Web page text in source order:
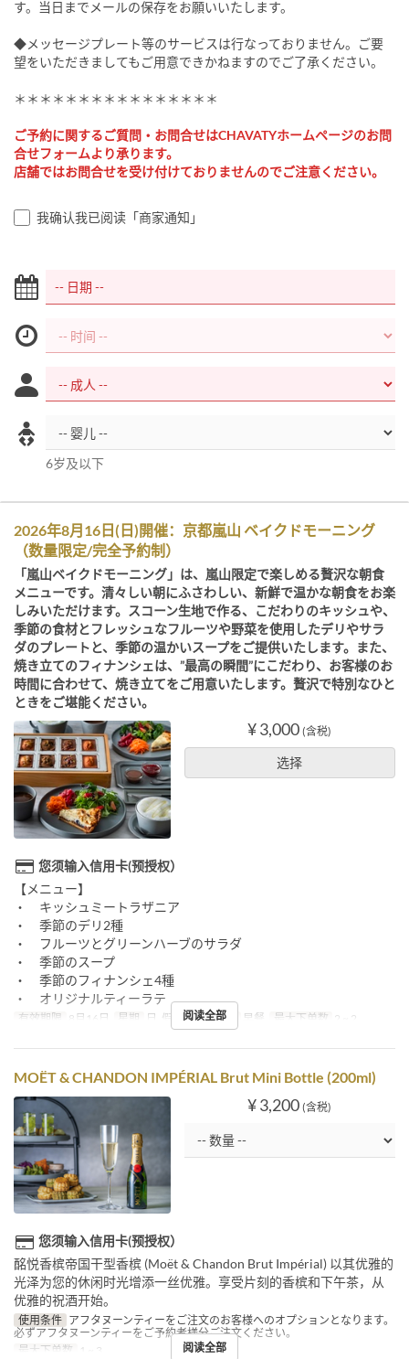
す。当日までメールの保存をお願いいたします。
◆メッセージプレート等のサービスは行なっておりません。ご要
望をいただきましてもご用意できかねますのでご了承ください。
＊＊＊＊＊＊＊＊＊＊＊＊＊＊＊＊
ご予約に関するご質問・お問合せはCHAVATYホームページのお問
合せフォームより承ります。
店舗ではお問合せを受け付けておりませんのでご注意ください。
我确认我已阅读「商家通知」
6岁及以下
2026年8月16日(日)開催：京都嵐山 ベイクドモーニング
（数量限定/完全予約制）
「嵐山ベイクドモーニング」は、嵐山限定で楽しめる贅沢な朝食
メニューです。清々しい朝にふさわしい、新鮮で温かな朝食をお楽
しみいただけます。スコーン生地で作る、こだわりのキッシュや、
季節の食材とフレッシュなフルーツや野菜を使用したデリやサラ
ダのプレートと、季節の温かいスープをご提供いたします。また、
焼き立てのフィナンシェは、”最高の瞬間”にこだわり、お客様のお
時間に合わせて、焼き立てをご用意いたします。贅沢で特別なひと
ときをご堪能ください。
¥ 3,000 (含税)
选择
您须输入信用卡(预授权）
【メニュー】
・ キッシュミートラザニア
・ 季節のデリ2種
・ フルーツとグリーンハーブのサラダ
・ 季節のスープ
・ 季節のフィナンシェ4種
・ オリジナルティーラテ
有效期限 8月16日 星期 日, 假日 进餐时间 早餐 最大下单数 2 ~ 2
阅读全部
MOËT & CHANDON IMPÉRIAL Brut Mini Bottle (200ml)
¥ 3,200 (含税)
您须输入信用卡(预授权）
酩悦香槟帝国干型香槟 (Moët & Chandon Brut Impérial) 以其优雅的
光泽为您的休闲时光增添一丝优雅。享受片刻的香槟和下午茶，从
优雅的祝酒开始。
使用条件 アフタヌーンティーをご注文のお客様へのオプションとなります。
必ずアフタヌーンティーをご予約者様分ご注文ください。
最大下单数
1 ~ 3 阅读全部